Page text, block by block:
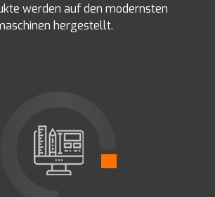
werden auf den modernsten
hergestellt.